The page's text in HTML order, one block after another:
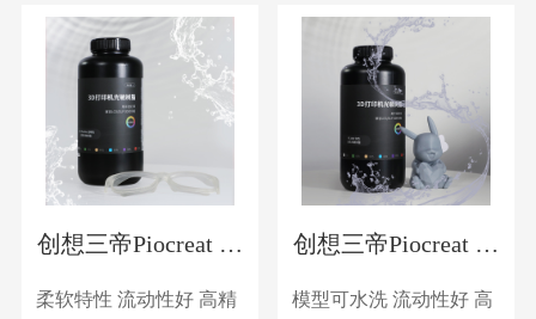
可行。
创想三帝Piocreat 柔
柔软特性 流动性好 高精
创想三帝Piocreat 水
模型可水洗 流动性好 高